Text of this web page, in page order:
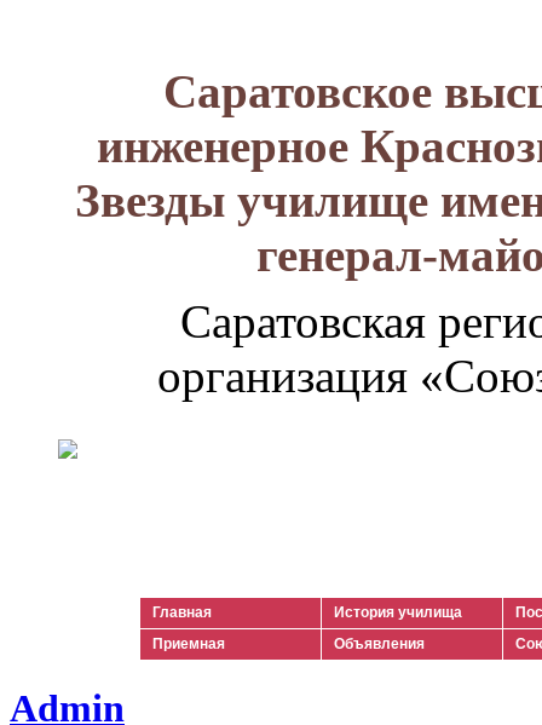
Саратовское
инженерное
Звезды училище
генерал-
Саратовская
организация
Главная История училища
Приемная
Объявления
Admin